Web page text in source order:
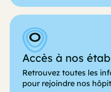
Accès à nos
Retrouvez toutes les
pour rejoindre nos